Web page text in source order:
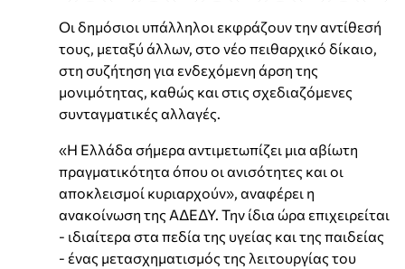
Οι δημόσιοι υπάλληλοι εκφράζουν την αντίθεσή
τους, μεταξύ άλλων, στο νέο πειθαρχικό δίκαιο,
στη συζήτηση για ενδεχόμενη άρση της
μονιμότητας, καθώς και στις σχεδιαζόμενες
συνταγματικές αλλαγές.
«Η Ελλάδα σήμερα αντιμετωπίζει μια αβίωτη
πραγματικότητα όπου οι ανισότητες και οι
αποκλεισμοί κυριαρχούν», αναφέρει η
ανακοίνωση της ΑΔΕΔΥ. Την ίδια ώρα επιχειρείται
- ιδιαίτερα στα πεδία της υγείας και της παιδείας
- ένας μετασχηματισμός της λειτουργίας του